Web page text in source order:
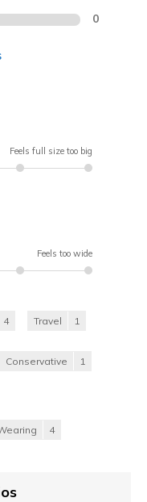
0
Feels full size too big
Feels too wide
4 Travel 1
Conservative 1
4